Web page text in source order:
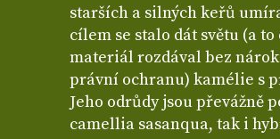
starších a silných keřů
cílem se stalo dát světu (a
materiál rozdával bez
právní ochranu) kamélie s
Jeho odrůdy jsou převážně
camellia sasanqua, tak i